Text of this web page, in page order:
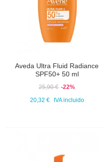
Aveda Ultra Fluid Radiance
SPF50+ 50 ml
25,90 € -22%
20,32 €
IVA incluido